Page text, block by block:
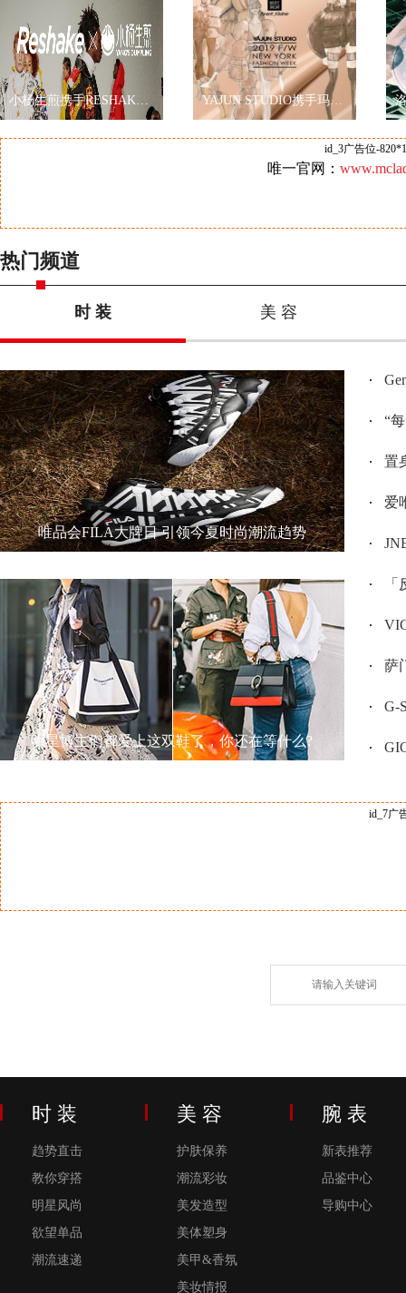
小杨生煎携手RESHAKE耀眼伦敦时装周，再现海派文化 YAJUN STUDIO携手玛丽黛佳色彩工作室2019秋冬纽约时装周玩转跨界
id_3广告位-
唯一官网：
热门频道
时 装 美 容
唯品会FILA大牌日 引领今夏时尚潮流趋势
明星博主们都爱上这双鞋了，你还在等什么?
“每
置
爱
「
萨
G-
id_7广
时 装
趋势直击
教你穿搭
明星风尚
欲望单品
潮流速递
美 容
护肤保养
潮流彩妆
美发造型
美体塑身
美甲&香氛
美妆情报
腕 表
新表推荐
品鉴中心
导购中心